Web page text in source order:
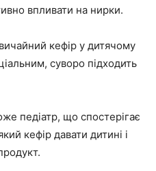
впливати на нирки.
кефір у дитячому
суворо підходить
педіатр, що спостерігає
кефір давати дитині і